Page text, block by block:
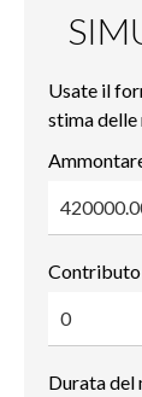
Usate il
stima delle
Durata del